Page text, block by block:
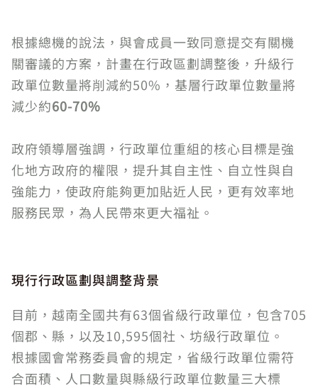
根據總機的說法，與會成員一致同意提交有關機
關審議的方案，計畫在行政區劃調整後，升級行
政單位數量將削減約50%，基層行政單位數量將
減少約60-70%
政府領導層強調，行政單位重組的核心目標是強
化地方政府的權限，提升其自主性、自立性與自
強能力，使政府能夠更加貼近人民，更有效率地
服務民眾，為人民帶來更大福祉。
現行行政區劃與調整背景
目前，越南全國共有63個省級行政單位，包含705
個郡、縣，以及10,595個社、坊級行政單位。
根據國會常務委員會的規定，省級行政單位需符
合面積、人口數量與縣級行政單位數量三大標